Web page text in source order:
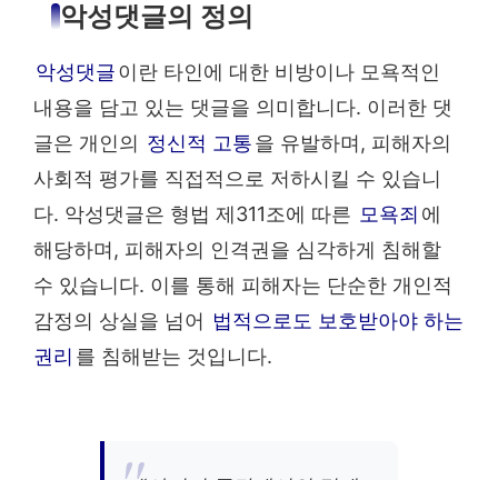
악성댓글의 정의
악성댓글이란 타인에 대한 비방이나 모욕적인
내용을 담고 있는 댓글을 의미합니다. 이러한 댓
글은 개인의 정신적 고통을 유발하며, 피해자의
사회적 평가를 직접적으로 저하시킬 수 있습니
다. 악성댓글은 형법 제311조에 따른 모욕죄 에
해당하며, 피해자의 인격권을 심각하게 침해할
수 있습니다. 이를 통해 피해자는 단순한 개인적
감정의 상실을 넘어 법적으로도 보호받아야 하는
권리 를 침해받는 것입니다.